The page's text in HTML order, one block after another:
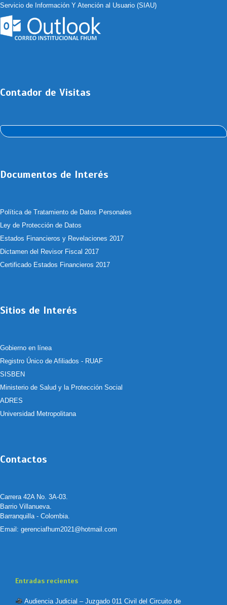
Servicio de Información Y Atención al Usuario (SIAU)
Contador de Visitas
Documentos de Interés
Política de Tratamiento de Datos Personales
Ley de Protección de Datos
Estados Financieros y Revelaciones 2017
Dictamen del Revisor Fiscal 2017
Certificado Estados Financieros 2017
Sitios de Interés
Gobierno en línea
Registro Único de Afiliados - RUAF
SISBEN
Ministerio de Salud y la Protección Social
ADRES
Universidad Metropolitana
Contactos
Carrera 42A No. 3A-03.
Barrio Villanueva.
Barranquilla - Colombia.
Email: gerenciafhum2021@hotmail.com
Entradas recientes
Audiencia Judicial – Juzgado 011 Civil del Circuito de